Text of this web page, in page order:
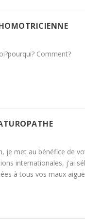
Comment?
je met au bénéfice de
internationales, j'ai
à tous vos maux